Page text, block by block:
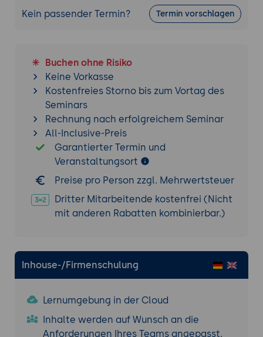
Benutzeroberfläche und grundlegende
Funktionen.
Schritt-für-Schritt-Anleitung zur
Einrichtung eines Zapier-Kontos und
der grundlegenden Konfiguration.
Grundlegende Konzepte:
Verständnis von Zaps, Triggern und
Aktionen.
App-Verbindungen und
Integration in bestehende
Unternehmenssysteme:
Datenbanken.
Praxisübung: Erstellung eines einfachen
Ziel der Übung:
Entwicklung eines grundlegenden Zaps
Kein passender Termin? Termin vorschlagen
Buchen ohne Risiko
Keine Vorkasse
Kostenfreies Storno bis zum Vortag des
Seminars
Rechnung nach erfolgreichem Seminar
All-Inclusive-Preis
Garantierter Termin und
Veranstaltungsort
Preise pro Person zzgl. Mehrwertsteuer
Dritter Mitarbeitende kostenfrei (Nicht
mit anderen Rabatten kombinierbar.)
Inhouse-/Firmenschulung
Lernumgebung in der Cloud
Inhalte werden auf Wunsch an die
Anforderungen Ihres Teams angepasst.